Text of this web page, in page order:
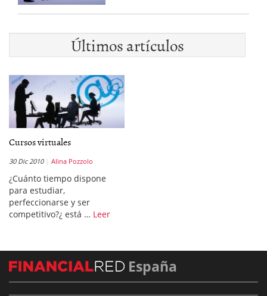
Últimos artículos
Cursos virtuales
30 Dic 2010 Alina Pozzolo
¿Cuánto tiempo dispone
para estudiar,
perfeccionarse y ser
competitivo?¿ está … Leer
España